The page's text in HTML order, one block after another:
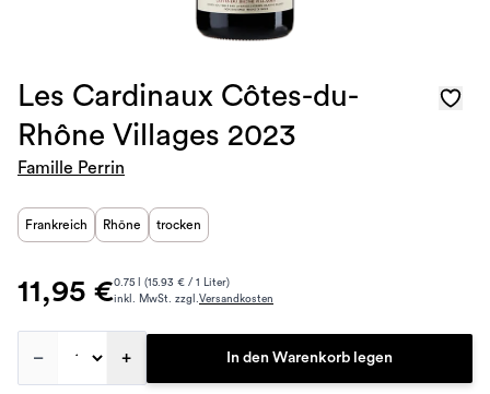
Les Cardinaux Côtes-du-
Rhône Villages 2023
Famille Perrin
Frankreich Rhône trocken
11,95 €0.75 l (15.93 € / 1 Liter)
inkl. MwSt. zzgl.Versandkosten
– + In den Warenkorb legen